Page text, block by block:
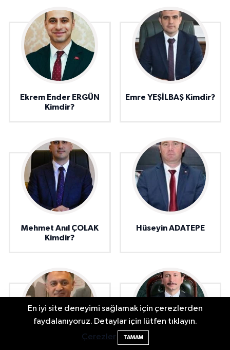
Ekrem Ender ERGÜN
Kimdir?
Emre YEŞİLBAŞ Kimdir?
Mehmet Anıl ÇOLAK
Kimdir?
Hüseyin ADATEPE
En iyi site deneyimi sağlamak için çerezlerden
faydalanıyoruz. Detaylar için lütfen tıklayın.
Çerezler
TAMAM
Bartın'da Şafak Operasyonu: 5 Gözaltı, 4
Şüpheli Aranıyor